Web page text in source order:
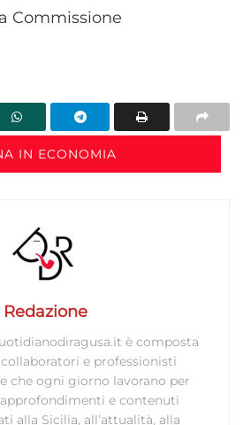
Commissione
IN ECONOMIA
Redazione
è composta
e professionisti
che ogni giorno lavorano per
e contenuti
alla Sicilia, all’attualità, alla